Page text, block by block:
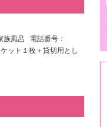
風呂 電話番号：
ット１枚＋貸切用とし